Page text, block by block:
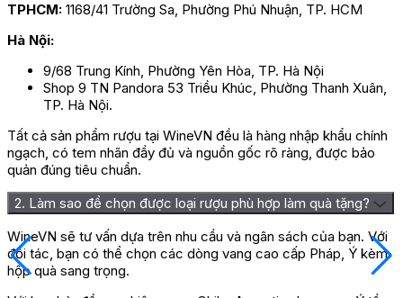
TPHCM: 1168/41 Trường Sa, Phường Phú Nhuận, TP. HCM
Hà Nội:
9/68 Trung Kính, Phường Yên Hòa, TP. Hà Nội
Shop 9 TN Pandora 53 Triều Khúc, Phường Thanh Xuân,
TP. Hà Nội.
Tất cả sản phẩm rượu tại WineVN đều là hàng nhập khẩu chính
ngạch, có tem nhãn đầy đủ và nguồn gốc rõ ràng, được bảo
quản đúng tiêu chuẩn.
2. Làm sao để chọn được loại rượu phù hợp làm quà tặng?
WineVN sẽ tư vấn dựa trên nhu cầu và ngân sách của bạn. Với
đối tác, bạn có thể chọn các dòng vang cao cấp Pháp, Ý kèm
hộp quà sang trọng.